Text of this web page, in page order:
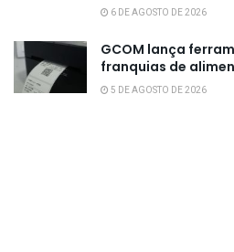
6 DE AGOSTO DE 2026
GCOM lança
franquias de
5 DE AGOSTO DE 2026